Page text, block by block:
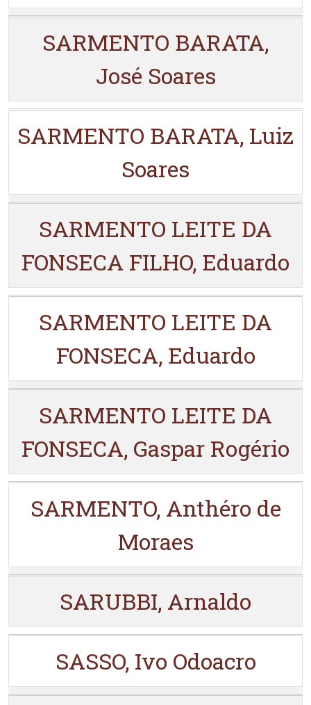
SARMENTO BARATA,
José Soares
SARMENTO BARATA, Luiz
Soares
SARMENTO LEITE DA
FONSECA FILHO, Eduardo
SARMENTO LEITE DA
FONSECA, Eduardo
SARMENTO LEITE DA
FONSECA, Gaspar Rogério
SARMENTO, Anthéro de
Moraes
SARUBBI, Arnaldo
SASSO, Ivo Odoacro